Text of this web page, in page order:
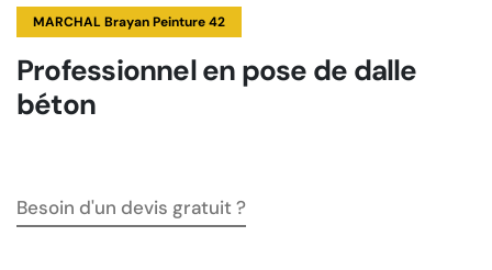
MARCHAL Brayan Peinture 42
Professionnel en pose de dalle
béton
Besoin d'un devis gratuit ?